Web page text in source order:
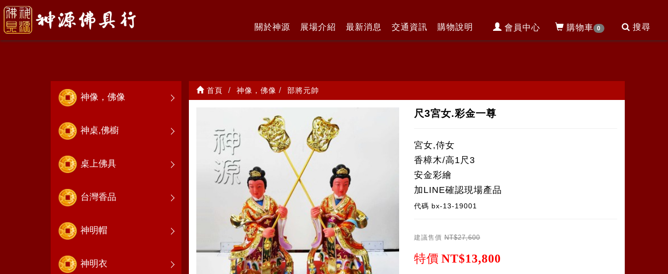
會員中心 購物車 0 搜尋
關於神源 展場介紹 最新消息 交通資訊 購物說明
部將元帥
神像，佛像
神桌,佛櫥
桌上佛具
台灣香品
神明帽
神明衣
首頁 神像，佛像 部將元帥
尺3宮女.彩金一尊
宮女,侍女
香樟木/高1尺3
安金彩繪
加LINE確認現場產品
代碼 bx-13-19001
建議售價 NT$27,600
特價 NT$13,800